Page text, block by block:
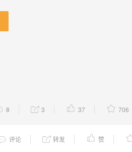
8 3 37 706
评论 转发 赞